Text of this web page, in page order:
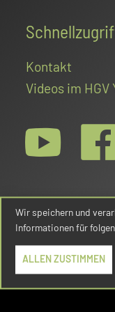
Kontakt
Videos im HGV
©
Wir speichern und
Informationen für
ALLEN ZUSTIMMEN